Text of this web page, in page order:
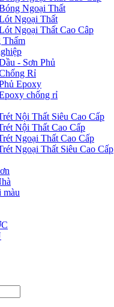
Ngoại Thất
Ngoại Thất
Ngoại Thất Cao Câp
Thấm
- Sơn Phủ
Rỉ
Epoxy
chống rỉ
Nội Thất Siêu Cao Cấp
Nội Thất Cao Cấp
Ngoại Thất Cao Cấp
Ngoại Thất Siêu Cao Cấp
màu